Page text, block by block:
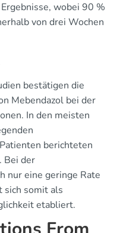
wobei 90 %
von drei Wochen
bestätigen die
Mebendazol bei der
In den meisten
berichteten
Bei der
nur eine geringe Rate
sich somit als
etabliert.